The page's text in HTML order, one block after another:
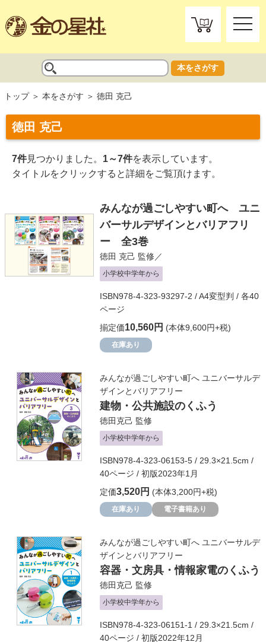
toggle
本をさがす
トップ 本をさがす 徳田 克己
徳田 克己
7件見つかりました。 1～7件を表示しています。
タイトルをクリックすると詳細をご覧頂けます。
みんなが過ごしやすい町へ ユニ
バーサルデザインとバリアフリ
ー 全3巻
徳田 克己 監修／
小学校中学年から
ISBN978-4-323-93297-2 / A4変型判 / 各40
ページ
揃定価10,560円 (本体9,600円+税)
在庫あり
みんなが過ごしやすい町へ ユニバーサルデ
ザインとバリアフリー
建物・公共施設のくふう
徳田克己 監修
小学校中学年から
ISBN978-4-323-06153-5 / 29.3×21.5cm /
40ページ / 初版2023年1月
定価3,520円 (本体3,200円+税)
在庫あり 電子書籍あり
みんなが過ごしやすい町へ ユニバーサルデ
ザインとバリアフリー
容器・文房具・情報家電のくふう
徳田克己 監修
小学校中学年から
ISBN978-4-323-06151-1 / 29.3×21.5cm /
40ページ / 初版2022年12月